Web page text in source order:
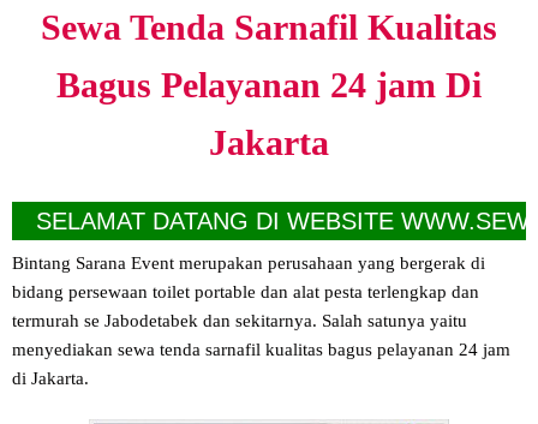
Sewa Tenda Sarnafil Kualitas
Bagus Pelayanan 24 jam Di
Jakarta
DATANG DI WEBSITE
Bintang Sarana Event merupakan perusahaan yang bergerak di
bidang persewaan toilet portable dan alat pesta terlengkap dan
termurah se Jabodetabek dan sekitarnya. Salah satunya yaitu
menyediakan sewa tenda sarnafil kualitas bagus pelayanan 24 jam
di Jakarta.